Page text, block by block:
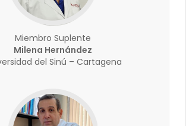
Miembro Suplente
Milena Hernández
del Sinú – Cartagena